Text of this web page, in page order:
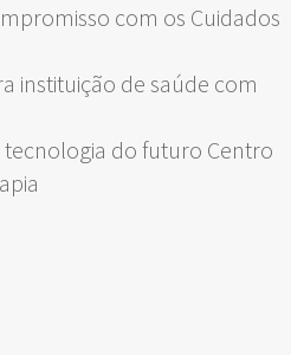
com os Cuidados
instituição de saúde com
tecnologia do futuro Centro